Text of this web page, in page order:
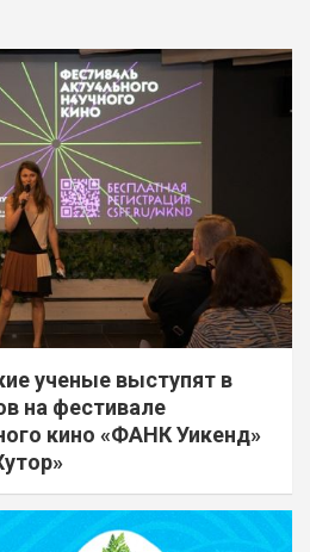
ученые выступят в
на фестивале
кино «ФАНК Уикенд»